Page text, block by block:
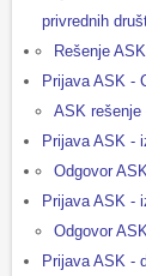
privrednih
Rešenje
Prijava ASK -
ASK rešenje
Prijava ASK -
Odgovor
Prijava ASK -
Odgovor
Prijava ASK -